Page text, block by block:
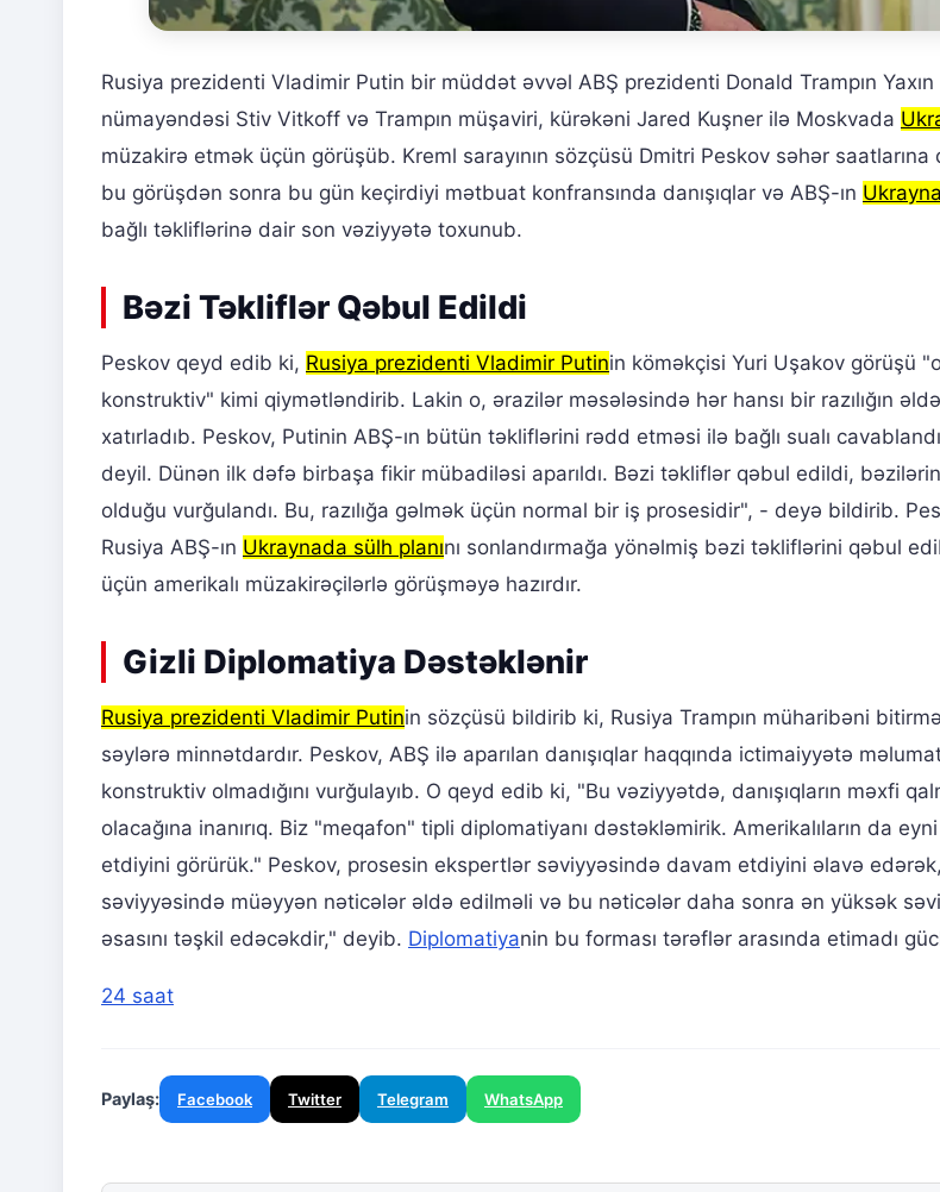
Rusiya prezidenti Vladimir Putin bir müddət əvvəl ABŞ prezidenti Donald Trampın
nümayəndəsi Stiv Vitkoff və Trampın müşaviri, kürəkəni Jared Kuşner ilə Moskvada
müzakirə etmək üçün görüşüb. Kreml sarayının sözçüsü Dmitri Peskov səhər
bu görüşdən sonra bu gün keçirdiyi mətbuat konfransında danışıqlar və ABŞ-ın
bağlı təkliflərinə dair son vəziyyətə toxunub.
Bəzi Təkliflər Qəbul Edildi
Peskov qeyd edib ki, Rusiya prezidenti Vladimir Putinin köməkçisi Yuri Uşakov görüşü
konstruktiv" kimi qiymətləndirib. Lakin o, ərazilər məsələsində hər hansı bir razılığın əldə
xatırladıb. Peskov, Putinin ABŞ-ın bütün təkliflərini rədd etməsi ilə bağlı sualı
deyil. Dünən ilk dəfə birbaşa fikir mübadiləsi aparıldı. Bəzi təkliflər qəbul edildi,
olduğu vurğulandı. Bu, razılığa gəlmək üçün normal bir iş prosesidir", - deyə bildirib.
Rusiya ABŞ-ın Ukraynada sülh planını sonlandırmağa yönəlmiş bəzi təkliflərini qəbul
üçün amerikalı müzakirəçilərlə görüşməyə hazırdır.
Gizli Diplomatiya Dəstəklənir
Rusiya prezidenti Vladimir Putinin sözçüsü bildirib ki, Rusiya Trampın müharibəni
səylərə minnətdardır. Peskov, ABŞ ilə aparılan danışıqlar haqqında ictimaiyyətə
konstruktiv olmadığını vurğulayıb. O qeyd edib ki, "Bu vəziyyətdə, danışıqların məxfi
olacağına inanırıq. Biz "meqafon" tipli diplomatiyanı dəstəkləmirik. Amerikalıların da
etdiyini görürük." Peskov, prosesin ekspertlər səviyyəsində davam etdiyini əlavə
səviyyəsində müəyyən nəticələr əldə edilməli və bu nəticələr daha sonra ən yüksək
əsasını təşkil edəcəkdir," deyib. Diplomatiyanin bu forması tərəflər arasında etimadı
24 saat
Paylaş: Facebook Twitter Telegram WhatsApp